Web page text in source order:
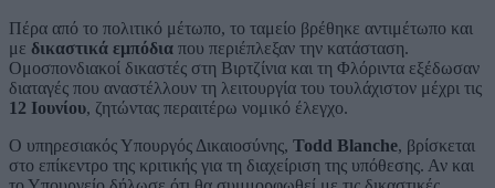
Πέρα από το πολιτικό μέτωπο, το ταμείο βρέθηκε αντιμέτωπο και
με δικαστικά εμπόδια που περιέπλεξαν την κατάσταση.
Ομοσπονδιακοί δικαστές στη Βιρτζίνια και τη Φλόριντα εξέδωσαν
διαταγές που αναστέλλουν τη λειτουργία του τουλάχιστον μέχρι τις
12 Ιουνίου, ζητώντας περαιτέρω νομικό έλεγχο.
Ο υπηρεσιακός Υπουργός Δικαιοσύνης, Todd Blanche, βρίσκεται
στο επίκεντρο της κριτικής για τη διαχείριση της υπόθεσης. Αν και